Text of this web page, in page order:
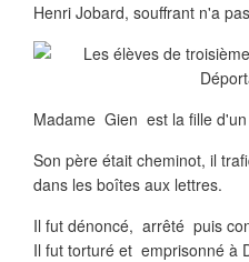
Henri Jobard, souffrant n'a
Madame Gien est la fille
Son père était cheminot, il
dans les boîtes aux lettres.
Il fut dénoncé, arrêté puis
Il fut torturé et emprisonné à